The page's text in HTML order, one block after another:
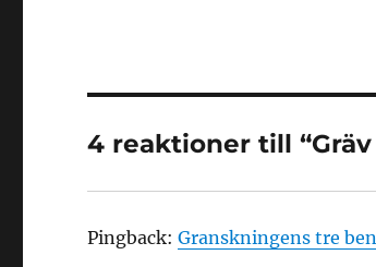
4 reaktioner till
Pingback:Granskningens tre